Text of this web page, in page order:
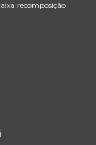
recomposição